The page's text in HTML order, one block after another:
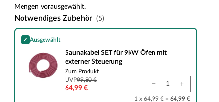
Mengen vorausgewählt.
Notwendiges Zubehör (5)
✓ Ausgewählt
Saunakabel SET für 9kW Öfen mit externer Steuerung
Saunakabel SET für 9kW Öfen mit
externer Steuerung
Zum Produkt
UVP99,80 €
64,99 €
1 x 64,99 € = 64,99 €